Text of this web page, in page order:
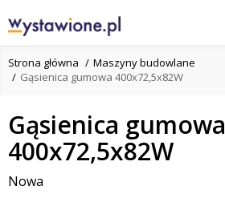
Strona główna
Maszyny budowlane
Gąsienica gumowa 400x72,5x82W
Gąsienica gumowa
400x72,5x82W
Nowa